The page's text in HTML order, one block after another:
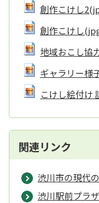
創作こけし2
創作こけし
地域おこし協
ギャラリー様
こけし絵付け
関連リンク
渋川市の現代
渋川駅前プラザ